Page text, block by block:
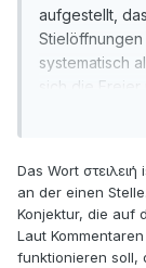
aufgestellt,
systematisch
sich die
„πελέκεων
Das Wort στειλειή
an der einen
Konjektur, die auf
Laut
funktionieren soll,